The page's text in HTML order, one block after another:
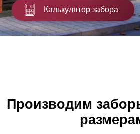
Калькулятор забора
Производим